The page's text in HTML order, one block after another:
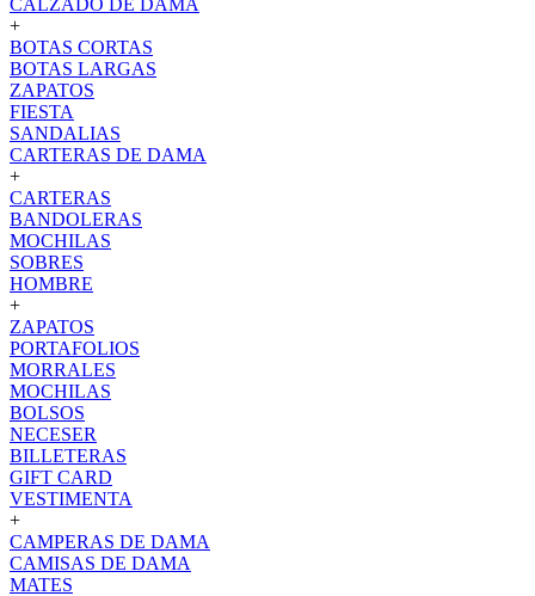
CALZADO DE DAMA
+
BOTAS CORTAS
BOTAS LARGAS
ZAPATOS
FIESTA
SANDALIAS
CARTERAS DE DAMA
+
CARTERAS
BANDOLERAS
MOCHILAS
SOBRES
HOMBRE
+
ZAPATOS
PORTAFOLIOS
MORRALES
MOCHILAS
BOLSOS
NECESER
BILLETERAS
GIFT CARD
VESTIMENTA
+
CAMPERAS DE DAMA
CAMISAS DE DAMA
MATES